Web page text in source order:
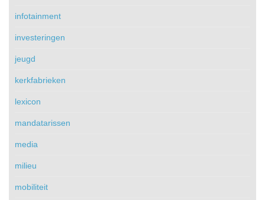
infotainment
investeringen
jeugd
kerkfabrieken
lexicon
mandatarissen
media
milieu
mobiliteit